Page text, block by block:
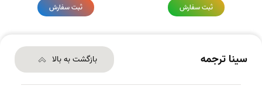
ثبت سفارش ثبت سفارش
سینا ترجمه بازگشت به بالا